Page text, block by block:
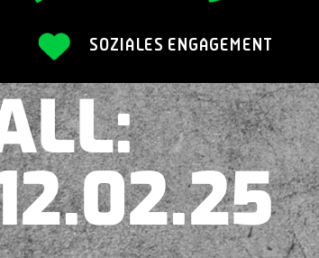
SOZIALES ENGAGEMENT